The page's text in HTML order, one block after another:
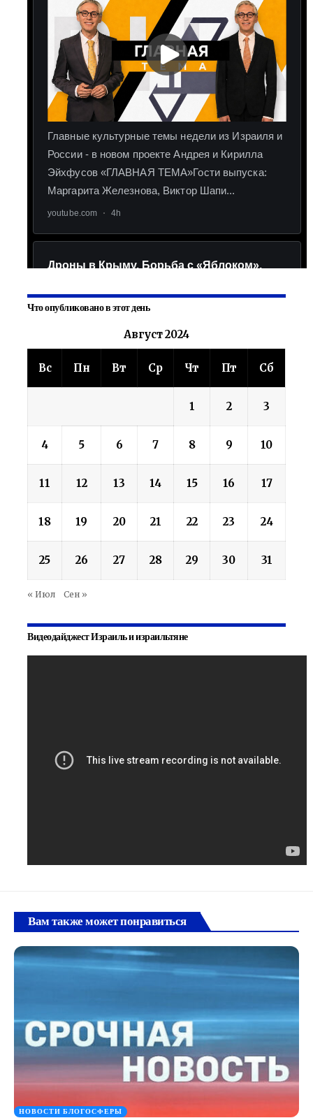
Что опубликовано в этот день
Август 2024
Вс Пн Вт Ср Чт Пт Сб
1 2 3
4 5 6 7 8 9 10
11 12 13 14 15 16 17
18 19 20 21 22 23 24
25 26 27 28 29 30 31
« Июл Сен »
Видеодайджест Израиль и израильтяне
Вам также может понравиться
НОВОСТИ БЛОГОСФЕРЫ